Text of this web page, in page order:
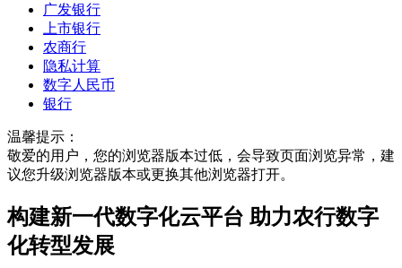
广发银行
上市银行
农商行
隐私计算
数字人民币
银行
温馨提示：
敬爱的用户，您的浏览器版本过低，会导致页面浏览异常，建
议您升级浏览器版本或更换其他浏览器打开。
构建新一代数字化云平台 助力农行数字
化转型发展